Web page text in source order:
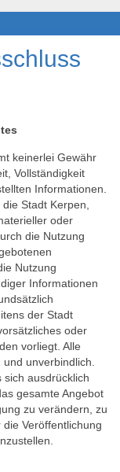
keinerlei Gewähr
Vollständigkeit
Informationen.
Stadt Kerpen,
oder
die Nutzung
Nutzung
Informationen
der Stadt
oder
vorliegt. Alle
unverbindlich.
sich ausdrücklich
gesamte Angebot
zu verändern, zu
Veröffentlichung